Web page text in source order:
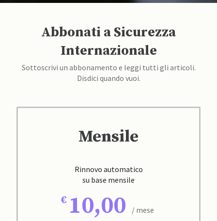
Abbonati a Sicurezza
Internazionale
Sottoscrivi un abbonamento e leggi tutti gli articoli.
Disdici quando vuoi.
Mensile
Rinnovo automatico
su base mensile
10,00 / mese